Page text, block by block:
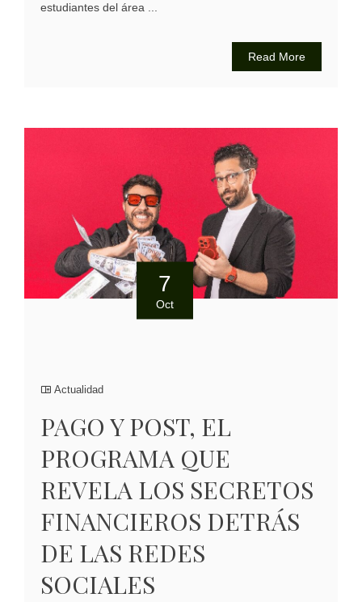
estudiantes del área ...
Read More
7
Oct
Actualidad
PAGO Y POST, EL
PROGRAMA QUE
REVELA LOS SECRETOS
FINANCIEROS DETRÁS
DE LAS REDES
SOCIALES